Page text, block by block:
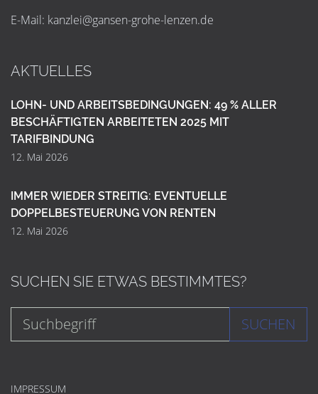
E-Mail: kanzlei@gansen-grohe-lenzen.de
AKTUELLES
LOHN- UND ARBEITSBEDINGUNGEN: 49 % ALLER
BESCHÄFTIGTEN ARBEITETEN 2025 MIT
TARIFBINDUNG
12. Mai 2026
IMMER WIEDER STREITIG: EVENTUELLE
DOPPELBESTEUERUNG VON RENTEN
12. Mai 2026
SUCHEN SIE ETWAS BESTIMMTES?
SUCHEN
IMPRESSUM